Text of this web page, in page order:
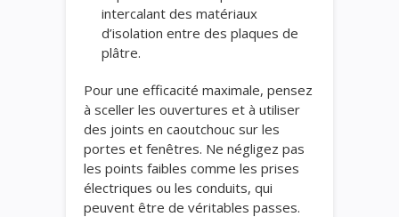
intercalant des matériaux
d’isolation entre des plaques de
plâtre.
Pour une efficacité maximale, pensez
à sceller les ouvertures et à utiliser
des joints en caoutchouc sur les
portes et fenêtres. Ne négligez pas
les points faibles comme les prises
électriques ou les conduits, qui
peuvent être de véritables passes.